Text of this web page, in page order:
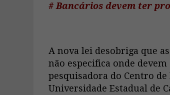
# Bancários devem ter
A nova lei desobriga que
não especifica onde
pesquisadora do Centro
Universidade Estadual de